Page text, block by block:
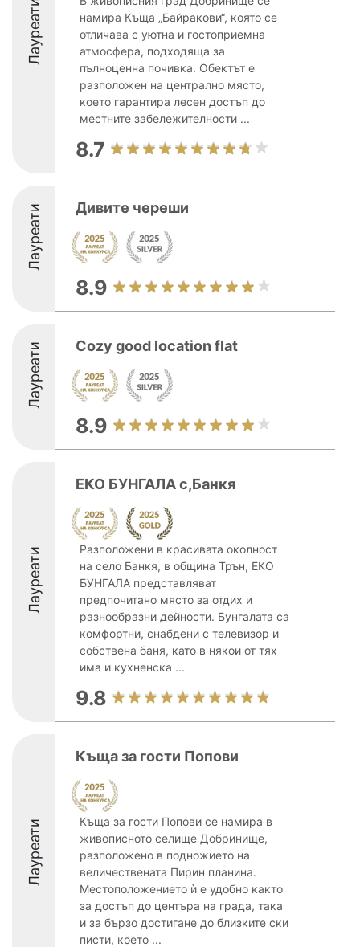
Лауреати
намира Къща „Байракови“, която се
отличава с уютна и гостоприемна
атмосфера, подходяща за
пълноценна почивка. Обектът е
разположен на централно място,
което гарантира лесен достъп до
местните забележителности ...
8.7
Лауреати Дивите череши
8.9
Лауреати Cozy good location flat
8.9
Лауреати
ЕКО БУНГАЛА с,Банкя
Разположени в красивата околност
на село Банкя, в община Трън, ЕКО
БУНГАЛА представляват
предпочитано място за отдих и
разнообразни дейности. Бунгалата са
комфортни, снабдени с телевизор и
собствена баня, като в някои от тях
има и кухненска ...
9.8
Лауреати
Къща за гости Попови
Къща за гости Попови се намира в
живописното селище Добринище,
разположено в подножието на
величествената Пирин планина.
Местоположението ѝ е удобно както
за достъп до центъра на града, така
и за бързо достигане до близките ски
писти, което ...